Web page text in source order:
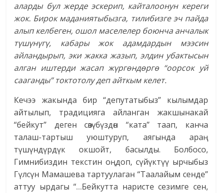
аларды бул жерде эскерип, кайталоонун кереги
жок. Бирок маданиятыбызга, тилибизге эч пайда
алып келбеген, ошол маселелер боюнча анчалык
түшүнүгү, кабары жок адамдардын мээсин
айландырып, эки жакка жазып, элдин убактысын
алган иштерди жасап жүргөндөргө “оорсок уй
сааганды” токтотолу деп айткым келет.
Кечээ жакында бир “депутатыбыз” кылымдар
айтылып, традицияга айланган жакшынакай
“бейкут” деген сөзүбүздөн “ката” таап, канча
талаш-тартыш уюштуруп, аягында араң
түшүндүрдүк окшойт, басылды. Болбосо,
Гимнибиздин текстин оңдоп, сүйүктүү ырчыбыз
Гүлсүн Мамашева тартуулаган “Таалайым сенде”
аттуу ырдагы “…Бейкутта наристе сезимге сен,